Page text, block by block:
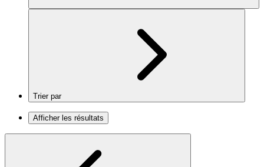
Trier par
Afficher les résultats